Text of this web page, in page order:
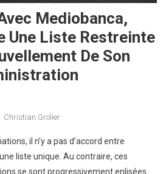
Mediobanca,
Une Liste Restreinte
De Son
Christian Grolier
il n’y a pas d’accord entre
liste unique. Au contraire, ces
se sont progressivement enlisées